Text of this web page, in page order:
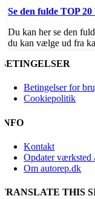
Se den fulde TOP 20
Du kan her se den
du kan vælge ud fra
BETINGELSER
Betingelser for
Cookiepolitik
INFO
Kontakt
Opdater værksted
Om autorep.dk
TRANSLATE THIS